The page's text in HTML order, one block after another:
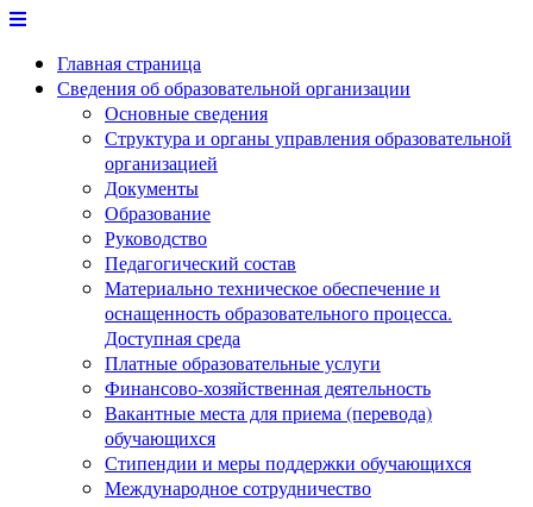
Перейти
содержимому
Главная страница
Сведения об образовательной организации
Основные сведения
Структура и органы управления образовательной
организацией
Документы
Образование
Руководство
Педагогический состав
Материально техническое обеспечение и
оснащенность образовательного процесса.
Доступная среда
Платные образовательные услуги
Финансово-хозяйственная деятельность
Вакантные места для приема (перевода)
обучающихся
Стипендии и меры поддержки обучающихся
Международное сотрудничество